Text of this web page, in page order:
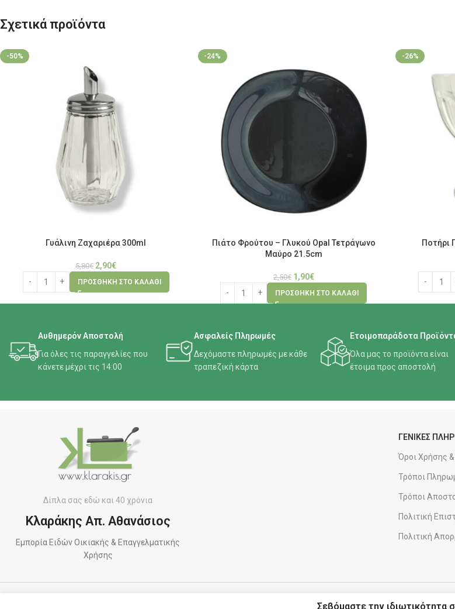
Σχετικά προϊόντα
-50%
Γυάλινη Ζαχαριέρα 300ml
5,80€ 2,90€
ΠΡΟΣΘΉΚΗ ΣΤΟ ΚΑΛΆΘΙ
-24%
Πιάτο Φρούτου – Γλυκού Opal Τετράγωνο
Μαύρο 21.5cm
2,50€ 1,90€
ΠΡΟΣΘΉΚΗ ΣΤΟ ΚΑΛΆΘΙ
-26%
Ποτήρι
Αυθημερόν Αποστολή
Για όλες τις παραγγελίες που
κάνετε μέχρι τις 14:00
Ασφαλείς Πληρωμές
Δεχόμαστε πληρωμές με κάθε
τραπεζική κάρτα
Ετοιμοπαράδοτα
Όλα μας το προϊόντα είναι
έτοιμα προς αποστολή
Δίπλα σας εδώ και 40 χρόνια
Κλαράκης Απ. Αθανάσιος
Εμπορία Ειδών Οικιακής & Επαγγελματικής
Χρήσης
ΓΕΝΙΚΕΣ
Όροι Χρήσης
Τρόποι
Τρόποι
Πολιτική
Πολιτική
ΑΠΟΣΤΟΛΕΣ
Σεβόμαστε την ιδιωτικότητα